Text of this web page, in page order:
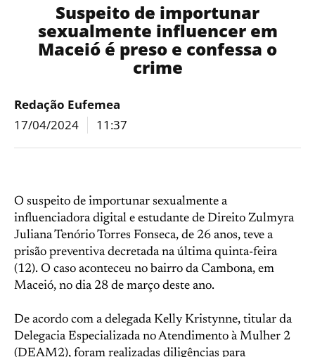
Suspeito de importunar
sexualmente influencer em
Maceió é preso e confessa o
crime
Redação Eufemea
17/04/2024
11:37
O suspeito de importunar sexualmente a
influenciadora digital e estudante de Direito Zulmyra
Juliana Tenório Torres Fonseca, de 26 anos, teve a
prisão preventiva decretada na última quinta-feira
(12). O caso aconteceu no bairro da Cambona, em
Maceió, no dia 28 de março deste ano.
De acordo com a delegada Kelly Kristynne, titular da
Delegacia Especializada no Atendimento à Mulher 2
(DEAM2), foram realizadas diligências para